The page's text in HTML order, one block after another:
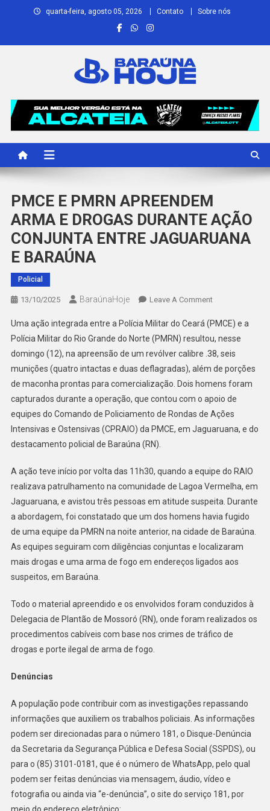
quarta-feira, agosto 05, 2026 Contato Sobre nós
Baraúna Hoje
PMCE E PMRN APREENDEM
ARMA E DROGAS DURANTE AÇÃO
CONJUNTA ENTRE JAGUARUANA
E BARAÚNA
Policial
13/10/2025 BaraúnaHoje Leave A CommentOn
E
PMRN
APREENDEM
ARMA
E
DROGAS
DURANTE
E
BARAÚNA
Uma ação integrada entre a Polícia Militar do Ceará (PMCE) e a
Polícia Militar do Rio Grande do Norte (PMRN) resultou, nesse
domingo (12), na apreensão de um revólver calibre .38, seis
munições (quatro intactas e duas deflagradas), além de porções
de maconha prontas para comercialização. Dois homens foram
capturados durante a operação, que contou com o apoio de
equipes do Comando de Policiamento de Rondas de Ações
Intensivas e Ostensivas (CPRAIO) da PMCE, em Jaguaruana, e do
destacamento policial de Baraúna (RN).
A ação teve início por volta das 11h30, quando a equipe do RAIO
realizava patrulhamento na comunidade de Lagoa Vermelha, em
Jaguaruana, e avistou três pessoas em atitude suspeita. Durante
a abordagem, foi constatado que um dos homens havia fugido
de uma equipe da PMRN na noite anterior, na cidade de Baraúna.
As equipes seguiram com diligências conjuntas e localizaram
mais drogas e uma arma de fogo em endereços ligados aos
suspeitos, em Baraúna.
Todo o material apreendido e os envolvidos foram conduzidos à
Delegacia de Plantão de Mossoró (RN), onde foram realizados os
procedimentos cabíveis com base nos crimes de tráfico de
drogas e porte ilegal de arma de fogo.
Denúncias
A população pode contribuir com as investigações repassando
informações que auxiliem os trabalhos policiais. As informações
podem ser direcionadas para o número 181, o Disque-Denúncia
da Secretaria da Segurança Pública e Defesa Social (SSPDS), ou
para o (85) 3101-0181, que é o número de WhatsApp, pelo qual
podem ser feitas denúncias via mensagem, áudio, vídeo e
fotografia ou ainda via “e-denúncia”, o site do serviço 181, por
meio do endereço eletrônico: